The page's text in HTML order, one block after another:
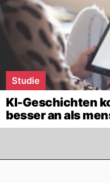
Studie
KI-Geschichten
besser an als